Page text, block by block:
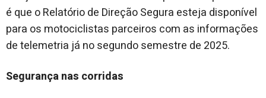
é que o Relatório de Direção Segura esteja disponível
para os motociclistas parceiros com as informações
de telemetria já no segundo semestre de 2025.
Segurança nas corridas